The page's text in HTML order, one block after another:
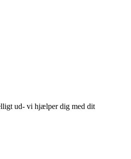
ud- vi hjælper dig med dit